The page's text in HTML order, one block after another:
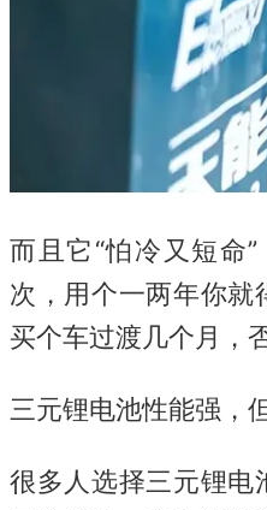
而且它“怕冷又短命
次，用个一两年你就
买个车过渡几个月，
三元锂电池性能强，
很多人选择三元锂电